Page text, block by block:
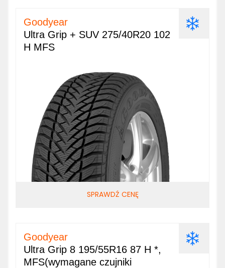
Goodyear
Ultra Grip + SUV 275/40R20 102
H MFS
SPRAWDŹ CENĘ
Goodyear
Ultra Grip 8 195/55R16 87 H *,
MFS(wymagane czujniki